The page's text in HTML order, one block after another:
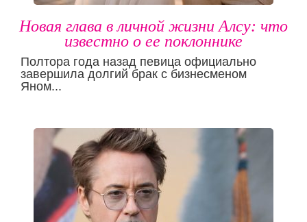
Новая глава в личной жизни Алсу: что
известно о ее поклоннике
Полтора года назад певица официально
завершила долгий брак с бизнесменом
Яном...